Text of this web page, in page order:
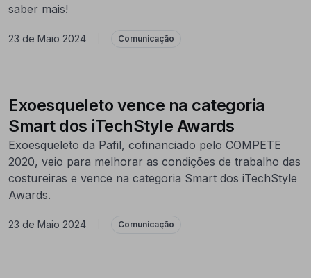
saber mais!
23 de Maio 2024 Comunicação
Exoesqueleto vence na categoria
Smart dos iTechStyle Awards
Exoesqueleto da Pafil, cofinanciado pelo COMPETE
2020, veio para melhorar as condições de trabalho das
costureiras e vence na categoria Smart dos iTechStyle
Awards.
23 de Maio 2024 Comunicação